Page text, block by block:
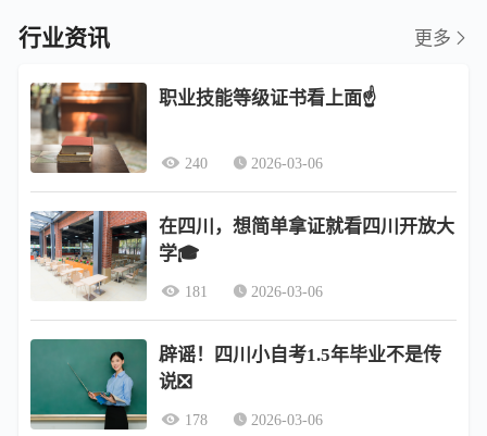
行业资讯 更多
职业技能等级证书看上面☝️
240 2026-03-06
在四川，想简单拿证就看四川开放大
学🎓
181 2026-03-06
辟谣！四川小自考1.5年毕业不是传
说❎
178 2026-03-06